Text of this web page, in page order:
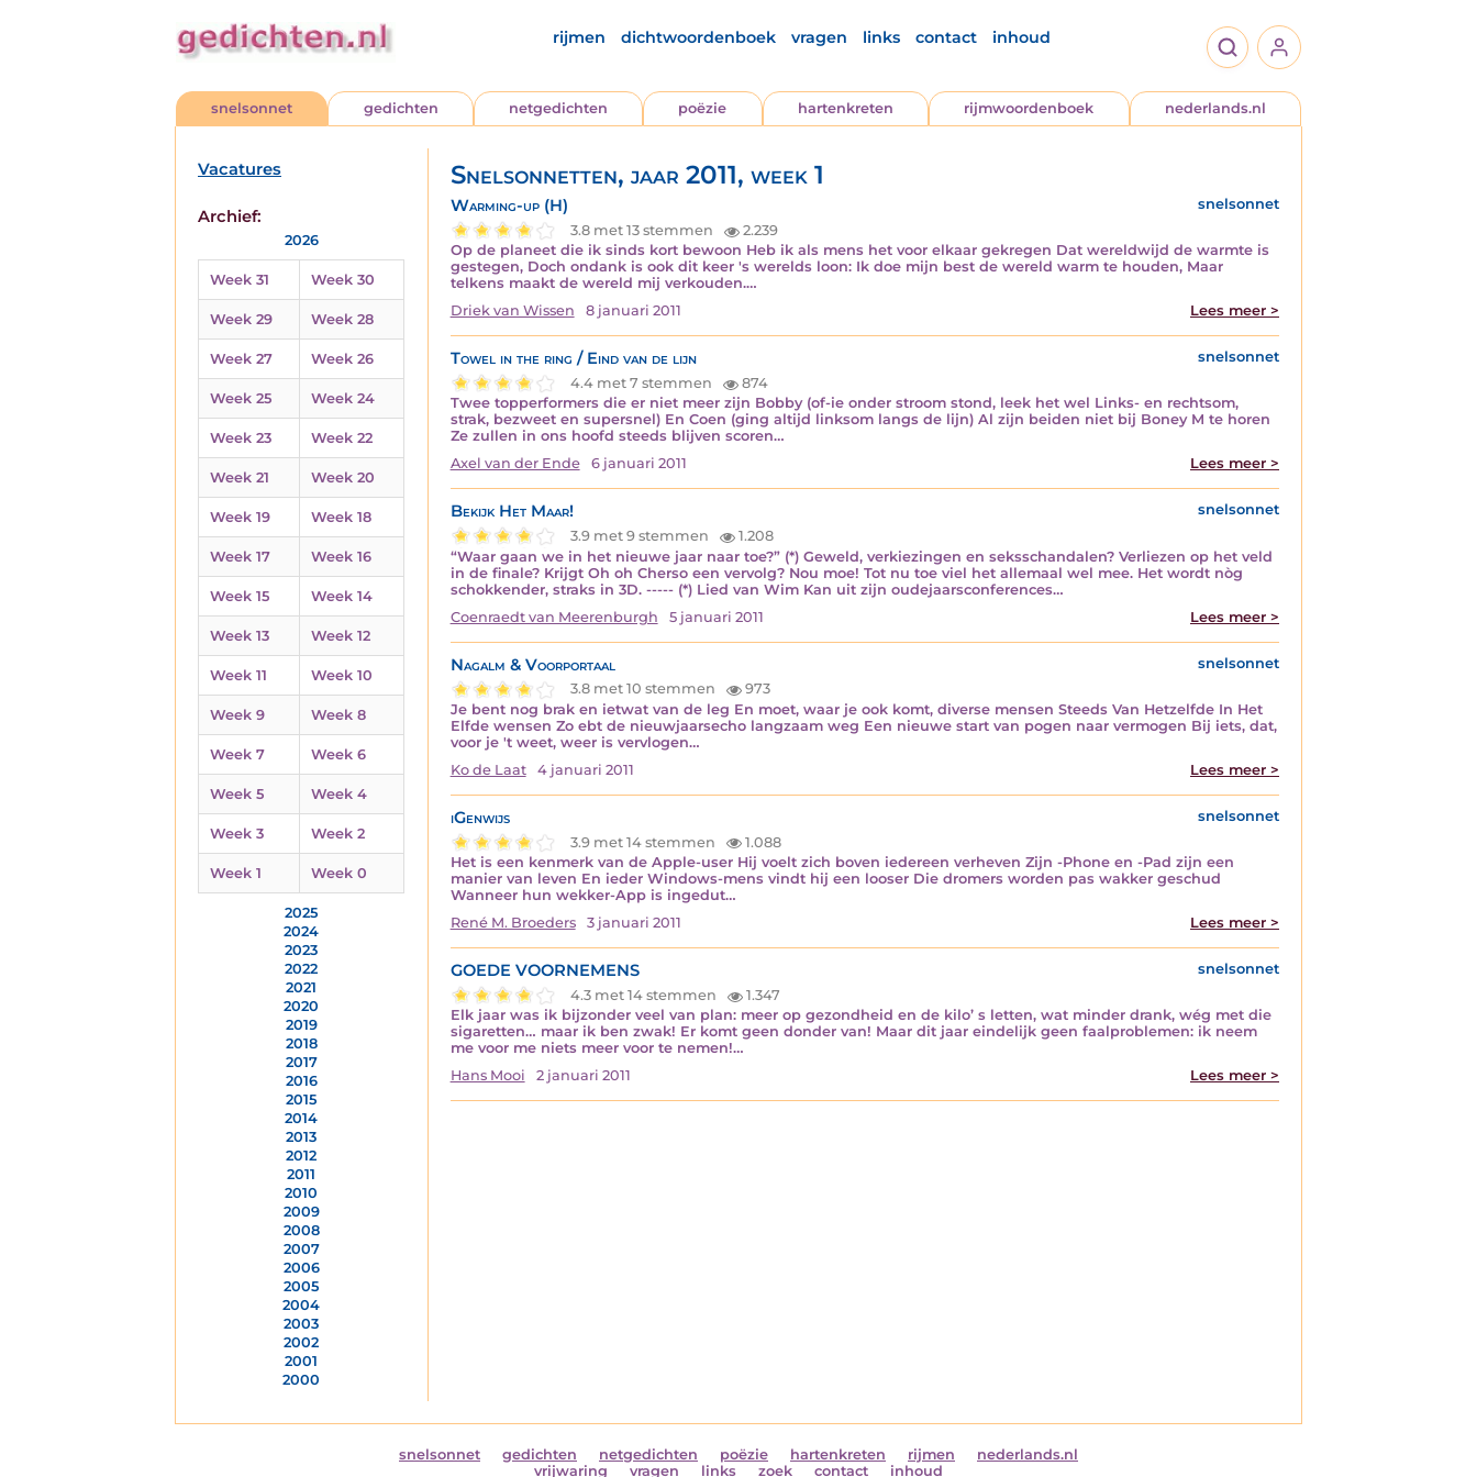
rijmen dichtwoordenboek vragen links contact inhoud
snelsonnet gedichten netgedichten poëzie hartenkreten rijmwoordenboek nederlands.nl
Vacatures
Archief:
2026
Week 31 Week 30
Week 29 Week 28
Week 27 Week 26
Week 25 Week 24
Week 23 Week 22
Week 21 Week 20
Week 19 Week 18
Week 17 Week 16
Week 15 Week 14
Week 13 Week 12
Week 11 Week 10
Week 9 Week 8
Week 7 Week 6
Week 5 Week 4
Week 3 Week 2
Week 1 Week 0
2025
2024
2023
2022
2021
2020
2019
2018
2017
2016
2015
2014
2013
2012
2011
2010
2009
2008
2007
2006
2005
2004
2003
2002
2001
2000
Snelsonnetten, jaar 2011, week 1
Warming-up (H)
snelsonnet
3.8 met 13 stemmen
2.239
Op de planeet die ik sinds kort bewoon Heb ik als mens het voor elkaar gekregen Dat wereldwijd de warmte is
gestegen, Doch ondank is ook dit keer 's werelds loon: Ik doe mijn best de wereld warm te houden, Maar
telkens maakt de wereld mij verkouden.…
Driek van Wissen
8 januari 2011 Lees meer >
Towel in the ring / Eind van de lijn
snelsonnet
4.4 met 7 stemmen
874
Twee topperformers die er niet meer zijn Bobby (of-ie onder stroom stond, leek het wel Links- en rechtsom,
strak, bezweet en supersnel) En Coen (ging altijd linksom langs de lijn) Al zijn beiden niet bij Boney M te horen
Ze zullen in ons hoofd steeds blijven scoren…
Axel van der Ende
6 januari 2011 Lees meer >
Bekijk Het Maar!
snelsonnet
3.9 met 9 stemmen
1.208
“Waar gaan we in het nieuwe jaar naar toe?” (*) Geweld, verkiezingen en seksschandalen? Verliezen op het veld
in de finale? Krijgt Oh oh Cherso een vervolg? Nou moe! Tot nu toe viel het allemaal wel mee. Het wordt nòg
schokkender, straks in 3D. ----- (*) Lied van Wim Kan uit zijn oudejaarsconferences…
Coenraedt van Meerenburgh
5 januari 2011 Lees meer >
Nagalm & Voorportaal
snelsonnet
3.8 met 10 stemmen
973
Je bent nog brak en ietwat van de leg En moet, waar je ook komt, diverse mensen Steeds Van Hetzelfde In Het
Elfde wensen Zo ebt de nieuwjaarsecho langzaam weg Een nieuwe start van pogen naar vermogen Bij iets, dat,
voor je 't weet, weer is vervlogen…
Ko de Laat
4 januari 2011 Lees meer >
iGenwijs
snelsonnet
3.9 met 14 stemmen
1.088
Het is een kenmerk van de Apple-user Hij voelt zich boven iedereen verheven Zijn -Phone en -Pad zijn een
manier van leven En ieder Windows-mens vindt hij een looser Die dromers worden pas wakker geschud
Wanneer hun wekker-App is ingedut…
René M. Broeders
3 januari 2011 Lees meer >
GOEDE VOORNEMENS
snelsonnet
4.3 met 14 stemmen
1.347
Elk jaar was ik bijzonder veel van plan: meer op gezondheid en de kilo’ s letten, wat minder drank, wég met die
sigaretten… maar ik ben zwak! Er komt geen donder van! Maar dit jaar eindelijk geen faalproblemen: ik neem
me voor me niets meer voor te nemen!…
Hans Mooi
2 januari 2011 Lees meer >
snelsonnet gedichten netgedichten poëzie hartenkreten rijmen
nederlands.nl
vrijwaring
vragen links zoek contact inhoud